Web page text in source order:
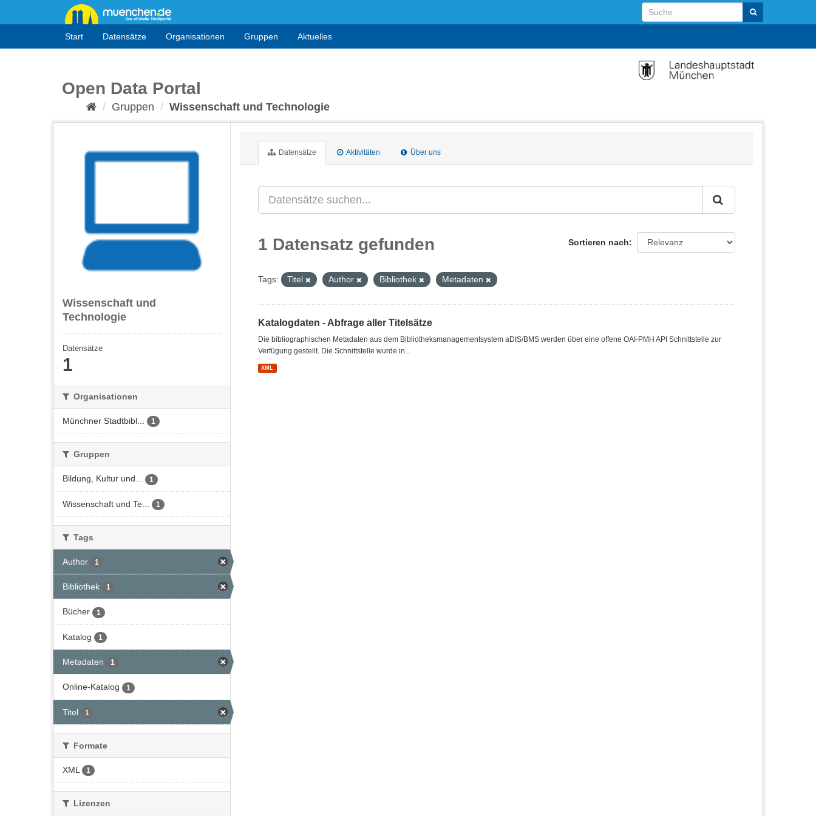
Start Datensätze Organisationen Gruppen Aktuelles
Open Data Portal
Gruppen Wissenschaft und Technologie
Wissenschaft und
Technologie
Datensätze
1
Organisationen
Münchner Stadtbibl... 1
Gruppen
Bildung, Kultur und... 1
Wissenschaft und Te... 1
Tags
Author 1
Bibliothek 1
Bücher 1
Katalog 1
Metadaten 1
Online-Katalog 1
Titel 1
Formate
XML 1
Lizenzen
Datensätze Aktivitäten Über uns
Sortieren nach
1 Datensatz gefunden
Tags: Titel Author Bibliothek Metadaten
Katalogdaten - Abfrage aller Titelsätze
Die bibliographischen Metadaten aus dem Bibliotheksmanagementsystem aDIS/BMS werden über eine offene OAI-PMH API Schnittstelle zur
Verfügung gestellt. Die Schnittstelle wurde in...
XML